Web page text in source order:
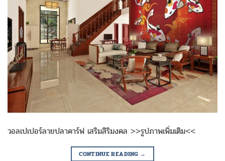
วอลเปเปอร์ลายปลาคาร์ฟ เสริมสิริมงคล >>รูปภาพเพิ่มเติม<<
CONTINUE READING →